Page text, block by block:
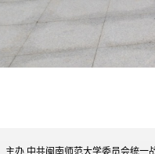
主办 中共闽南师范大学委员会统一